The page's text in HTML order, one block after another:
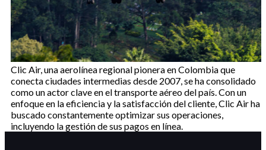
Clic Air, una aerolínea regional pionera en Colombia que
conecta ciudades intermedias desde 2007, se ha consolidado
como un actor clave en el transporte aéreo del país. Con un
enfoque en la eficiencia y la satisfacción del cliente, Clic Air ha
buscado constantemente optimizar sus operaciones,
incluyendo la gestión de sus pagos en línea.